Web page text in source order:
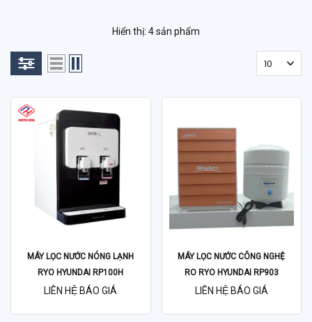
Hiển thị: 4 sản phẩm
MÁY LỌC NƯỚC NÓNG LẠNH
RYO HYUNDAI RP100H
LIÊN HỆ BÁO GIÁ
MÁY LỌC NƯỚC CÔNG NGHỆ
RO RYO HYUNDAI RP903
LIÊN HỆ BÁO GIÁ